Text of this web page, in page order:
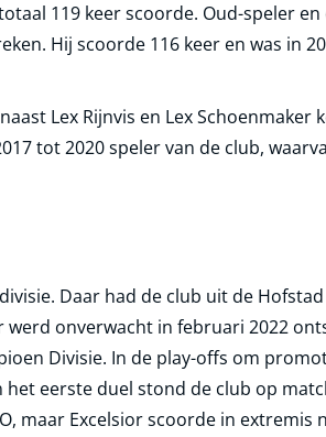
119 keer scoorde. Oud-speler en
Hij scoorde 116 keer en was in
Lex Rijnvis en Lex Schoenmaker
tot 2020 speler van de club,
Daar had de club uit de
werd onverwacht in februari 2022
Divisie. In de play-offs om
het eerste duel stond de club op
maar Excelsior scoorde in extremis